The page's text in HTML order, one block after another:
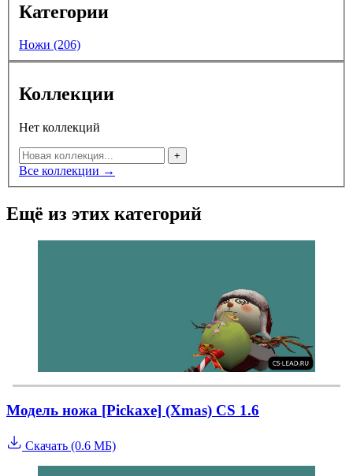
Категории
Ножи (206)
Коллекции
Нет коллекций
+
Все коллекции →
Ещё из этих категорий
Модель ножа [Pickaxe] (Xmas) CS 1.6
Скачать (0.6 МБ)